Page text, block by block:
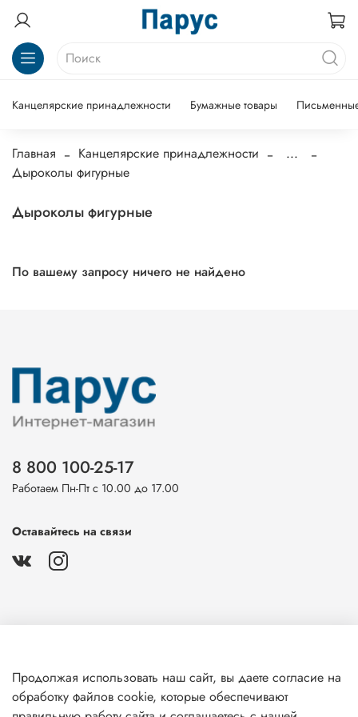
Канцелярские принадлежности Бумажные товары
Главная Канцелярские принадлежности
...
Дыроколы фигурные
Дыроколы фигурные
По вашему запросу ничего не найдено
Клиентам
8 800 100-25-17
Работаем Пн-Пт с 10.00 до 17.00
Оставайтесь на связи
Продолжая использовать наш сайт, вы даете согласие на
обработку файлов cookie, которые обеспечивают